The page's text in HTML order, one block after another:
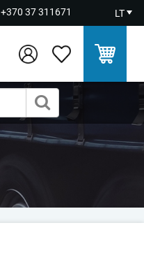
+370 37 311671 LT